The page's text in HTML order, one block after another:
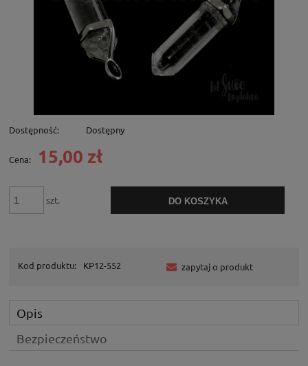
Dostępność: Dostępny
Cena: 15,00 zł
szt. DO KOSZYKA
Kod produktu: KP12-552 zapytaj o produkt
Opis
Bezpieczeństwo